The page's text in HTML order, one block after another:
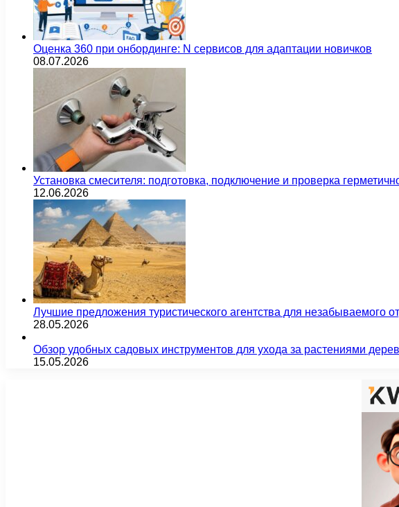
Оценка 360 при онбординге: N сервисов для адаптации новичков
08.07.2026
Установка смесителя: подготовка, подключение и проверка
12.06.2026
Лучшие предложения туристического агентства для незабываемого
28.05.2026
Обзор удобных садовых инструментов для ухода за растениями
15.05.2026